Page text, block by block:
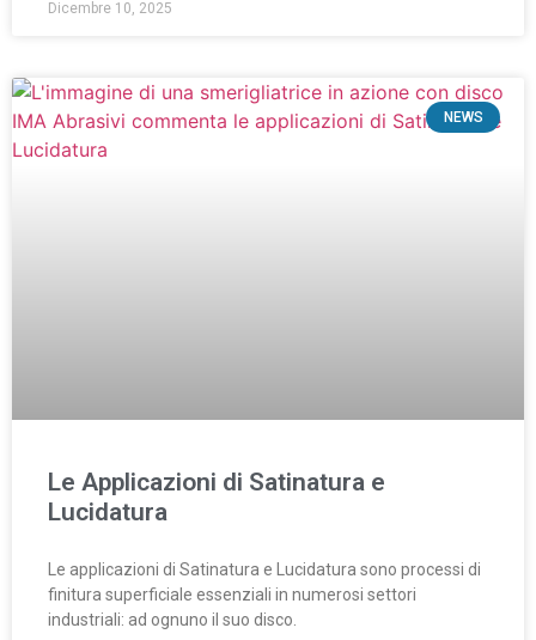
Dicembre 10, 2025
NEWS
Le Applicazioni di Satinatura e
Lucidatura
Le applicazioni di Satinatura e Lucidatura sono processi di
finitura superficiale essenziali in numerosi settori
industriali: ad ognuno il suo disco.